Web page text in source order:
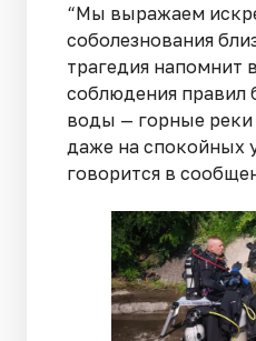
“Мы выражаем
соболезнования
трагедия напомнит
соблюдения правил
воды — горные
даже на спокойных
говорится в